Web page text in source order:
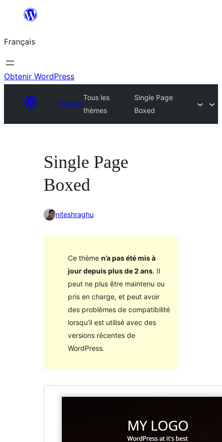
contenu
Français
Obtenir WordPress
Thèmes
Tous les
thèmes
Single Page
Boxed
Single Page
Boxed
niteshraghu
Ce thème n’a pas été mis à
jour depuis plus de 2 ans. Il
peut ne plus être maintenu ou
pris en charge, et peut avoir
des problèmes de compatibilité
lorsqu’il est utilisé avec des
versions récentes de
WordPress.